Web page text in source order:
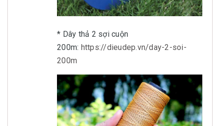
* Dây thả 2 sợi cuộn
200m: https://dieudep.vn/day-2-soi-
200m